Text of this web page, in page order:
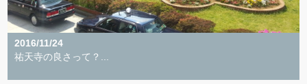
2016/11/24
祐天寺の良さって？...